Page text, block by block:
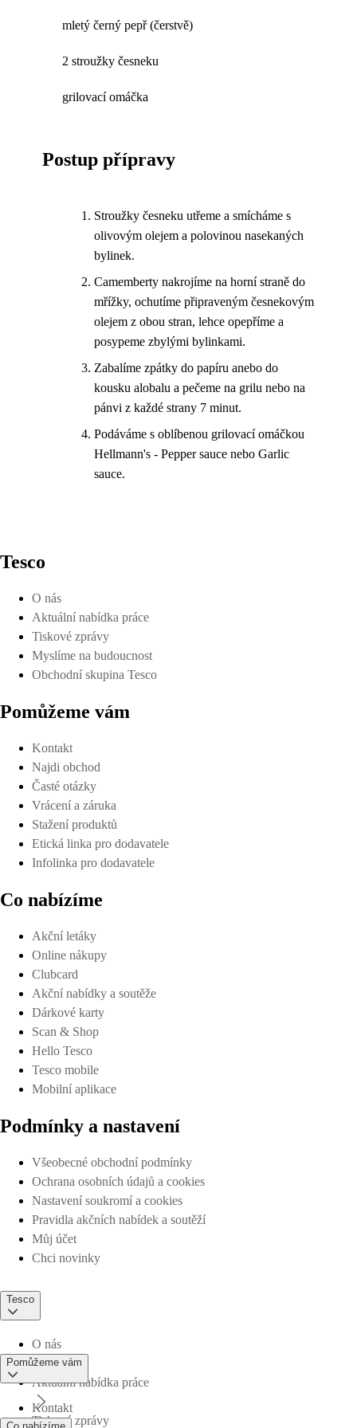
mletý černý pepř (čerstvě)
2 stroužky česneku
grilovací omáčka
Postup přípravy
Stroužky česneku utřeme a smícháme s
olivovým olejem a polovinou nasekaných
bylinek.
Camemberty nakrojíme na horní straně do
mřížky, ochutíme připraveným česnekovým
olejem z obou stran, lehce opepříme a
posypeme zbylými bylinkami.
Zabalíme zpátky do papíru anebo do
kousku alobalu a pečeme na grilu nebo na
pánvi z každé strany 7 minut.
Podáváme s oblíbenou grilovací omáčkou
Hellmann's - Pepper sauce nebo Garlic
sauce.
Tesco
O nás
Aktuální nabídka práce
Tiskové zprávy
Myslíme na budoucnost
Obchodní skupina Tesco
Pomůžeme vám
Kontakt
Najdi obchod
Časté otázky
Vrácení a záruka
Stažení produktů
Etická linka pro dodavatele
Infolinka pro dodavatele
Co nabízíme
Akční letáky
Online nákupy
Clubcard
Akční nabídky a soutěže
Dárkové karty
Scan & Shop
Hello Tesco
Tesco mobile
Mobilní aplikace
Podmínky a nastavení
Všeobecné obchodní podmínky
Ochrana osobních údajů a cookies
Nastavení soukromí a cookies
Pravidla akčních nabídek a soutěží
Můj účet
Chci novinky
Tesco
O nás
Aktuální nabídka práce
Tiskové zprávy
Pomůžeme vám
Kontakt